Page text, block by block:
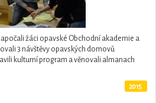
žáci opavské Obchodní akademie a
3 návštěvy opavských domovů
kulturní program a věnovali almanach
2015